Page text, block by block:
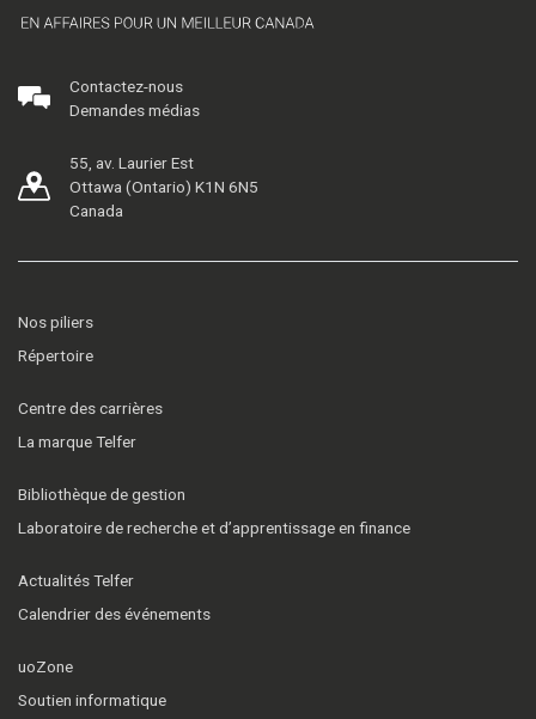
Contactez-nous
Demandes médias
55, av. Laurier Est
Ottawa (Ontario) K1N 6N5
Canada
Nos piliers
Répertoire
Centre des carrières
La marque Telfer
Bibliothèque de gestion
Laboratoire de recherche et d’apprentissage en finance
Actualités Telfer
Calendrier des événements
uoZone
Soutien informatique